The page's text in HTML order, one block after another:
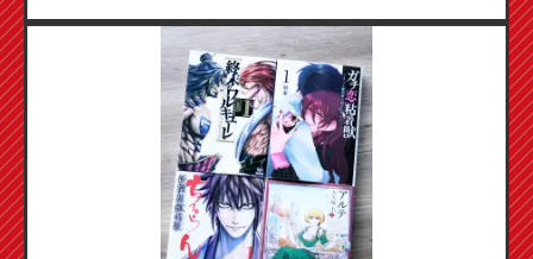
tanggal 25 Mei.